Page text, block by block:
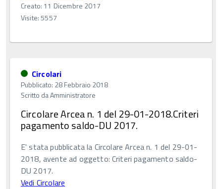
Creato: 11 Dicembre 2017
Visite: 5557
Circolari
Pubblicato: 28 Febbraio 2018
Scritto daAmministratore
Circolare Arcea n. 1 del 29-01-2018.Criteri
pagamento saldo-DU 2017.
E' stata pubblicata la Circolare Arcea n. 1 del 29-01-
2018, avente ad oggetto: Criteri pagamento saldo-
DU 2017.
Vedi Circolare